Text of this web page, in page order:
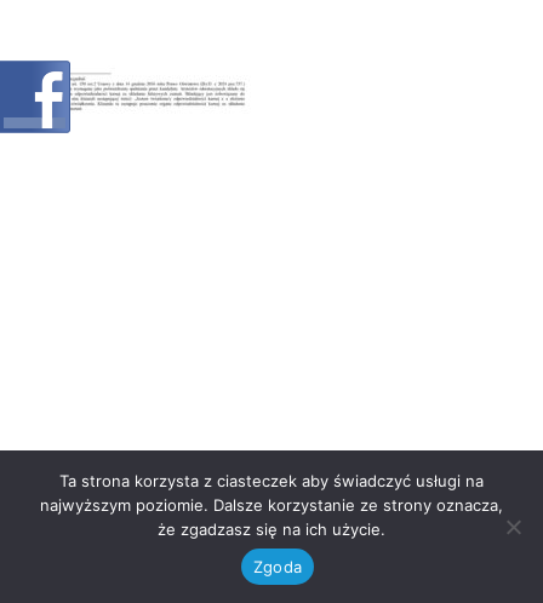
| Powered byWordPress
Ta strona korzysta z ciasteczek aby świadczyć usługi na
najwyższym poziomie. Dalsze korzystanie ze strony oznacza,
że zgadzasz się na ich użycie.
Zgoda